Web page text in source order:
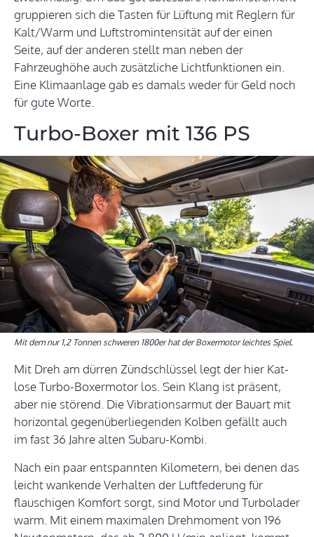
gruppieren sich die Tasten für Lüftung mit Reglern für
Kalt/Warm und Luftstromintensität auf der einen
Seite, auf der anderen stellt man neben der
Fahrzeughöhe auch zusätzliche Lichtfunktionen ein.
Eine Klimaanlage gab es damals weder für Geld noch
für gute Worte.
Turbo-Boxer mit 136 PS
Mit dem nur 1,2 Tonnen schweren 1800er hat der Boxermotor leichtes Spiel.
Mit Dreh am dürren Zündschlüssel legt der hier Kat-
lose Turbo-Boxermotor los. Sein Klang ist präsent,
aber nie störend. Die Vibrationsarmut der Bauart mit
horizontal gegenüberliegenden Kolben gefällt auch
im fast 36 Jahre alten Subaru-Kombi.
Nach ein paar entspannten Kilometern, bei denen das
leicht wankende Verhalten der Luftfederung für
flauschigen Komfort sorgt, sind Motor und Turbolader
warm. Mit einem maximalen Drehmoment von 196